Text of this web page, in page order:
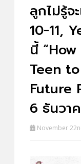
ลูกไม่รู้จ
10-11,
นี้
Teen
Future
6 ธันวา
November